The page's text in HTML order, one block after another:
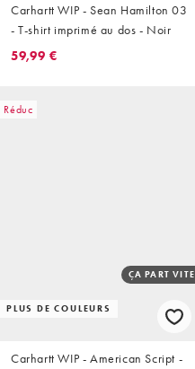
Carhartt WIP - Sean Hamilton 03
- T-shirt imprimé au dos - Noir
59,99 €
Réduc
PLUS DE COULEURS
ÇA PART VITE
Carhartt WIP - American Script -